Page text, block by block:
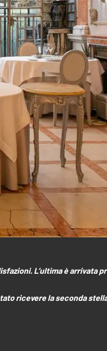
L’ultima è arrivata
ricevere la seconda